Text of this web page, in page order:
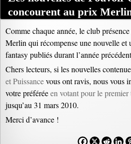
concourent au prix
Comme chaque année, le club
Merlin qui récompense une nouvelle et
fantasy publiés durant l’année
Chers lecteurs, si les nouvelles
et Puissancevous ont ravis, nous vous
votre préféréeen votant pour le
jusqu’au 31 mars 2010.
Merci d’avance !